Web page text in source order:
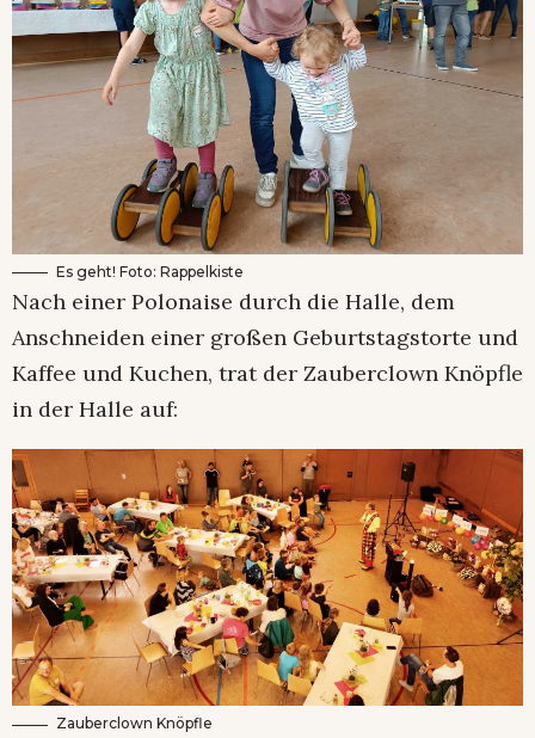
Es geht! Foto: Rappelkiste
Nach einer Polonaise durch die Halle, dem
Anschneiden einer großen Geburtstagstorte und
Kaffee und Kuchen, trat der Zauberclown Knöpfle
in der Halle auf:
Zauberclown Knöpfle